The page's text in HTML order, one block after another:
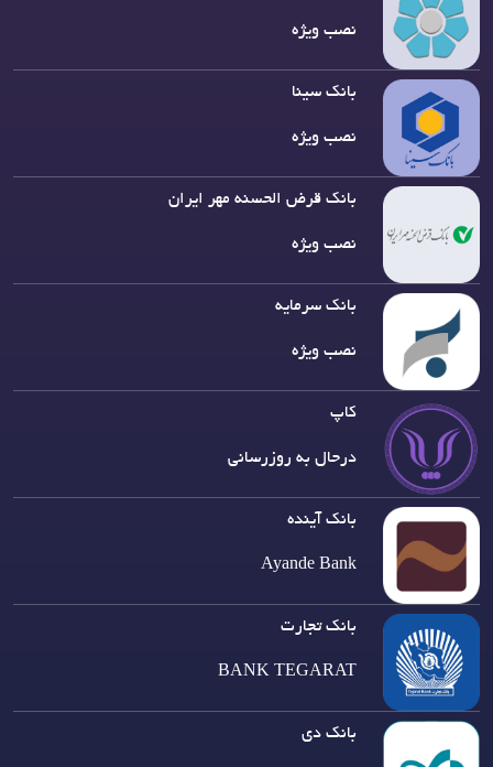
نصب ویژه
بانک سینا
نصب ویژه
بانک قرض الحسنه مهر ایران
نصب ویژه
بانک سرمایه
نصب ویژه
کاپ
درحال به روزرسانی
بانک آینده
Ayande Bank
بانک تجارت
BANK TEGARAT
بانک دی